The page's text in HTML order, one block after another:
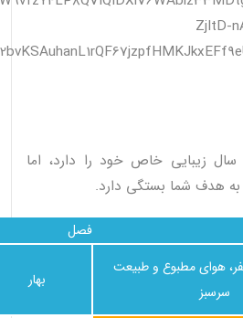
زیبایی خاص خود را دارد، اما
به هدف شما بستگی دارد.
فصل
بهار
هوای مطبوع و طبیعت
سرسبز